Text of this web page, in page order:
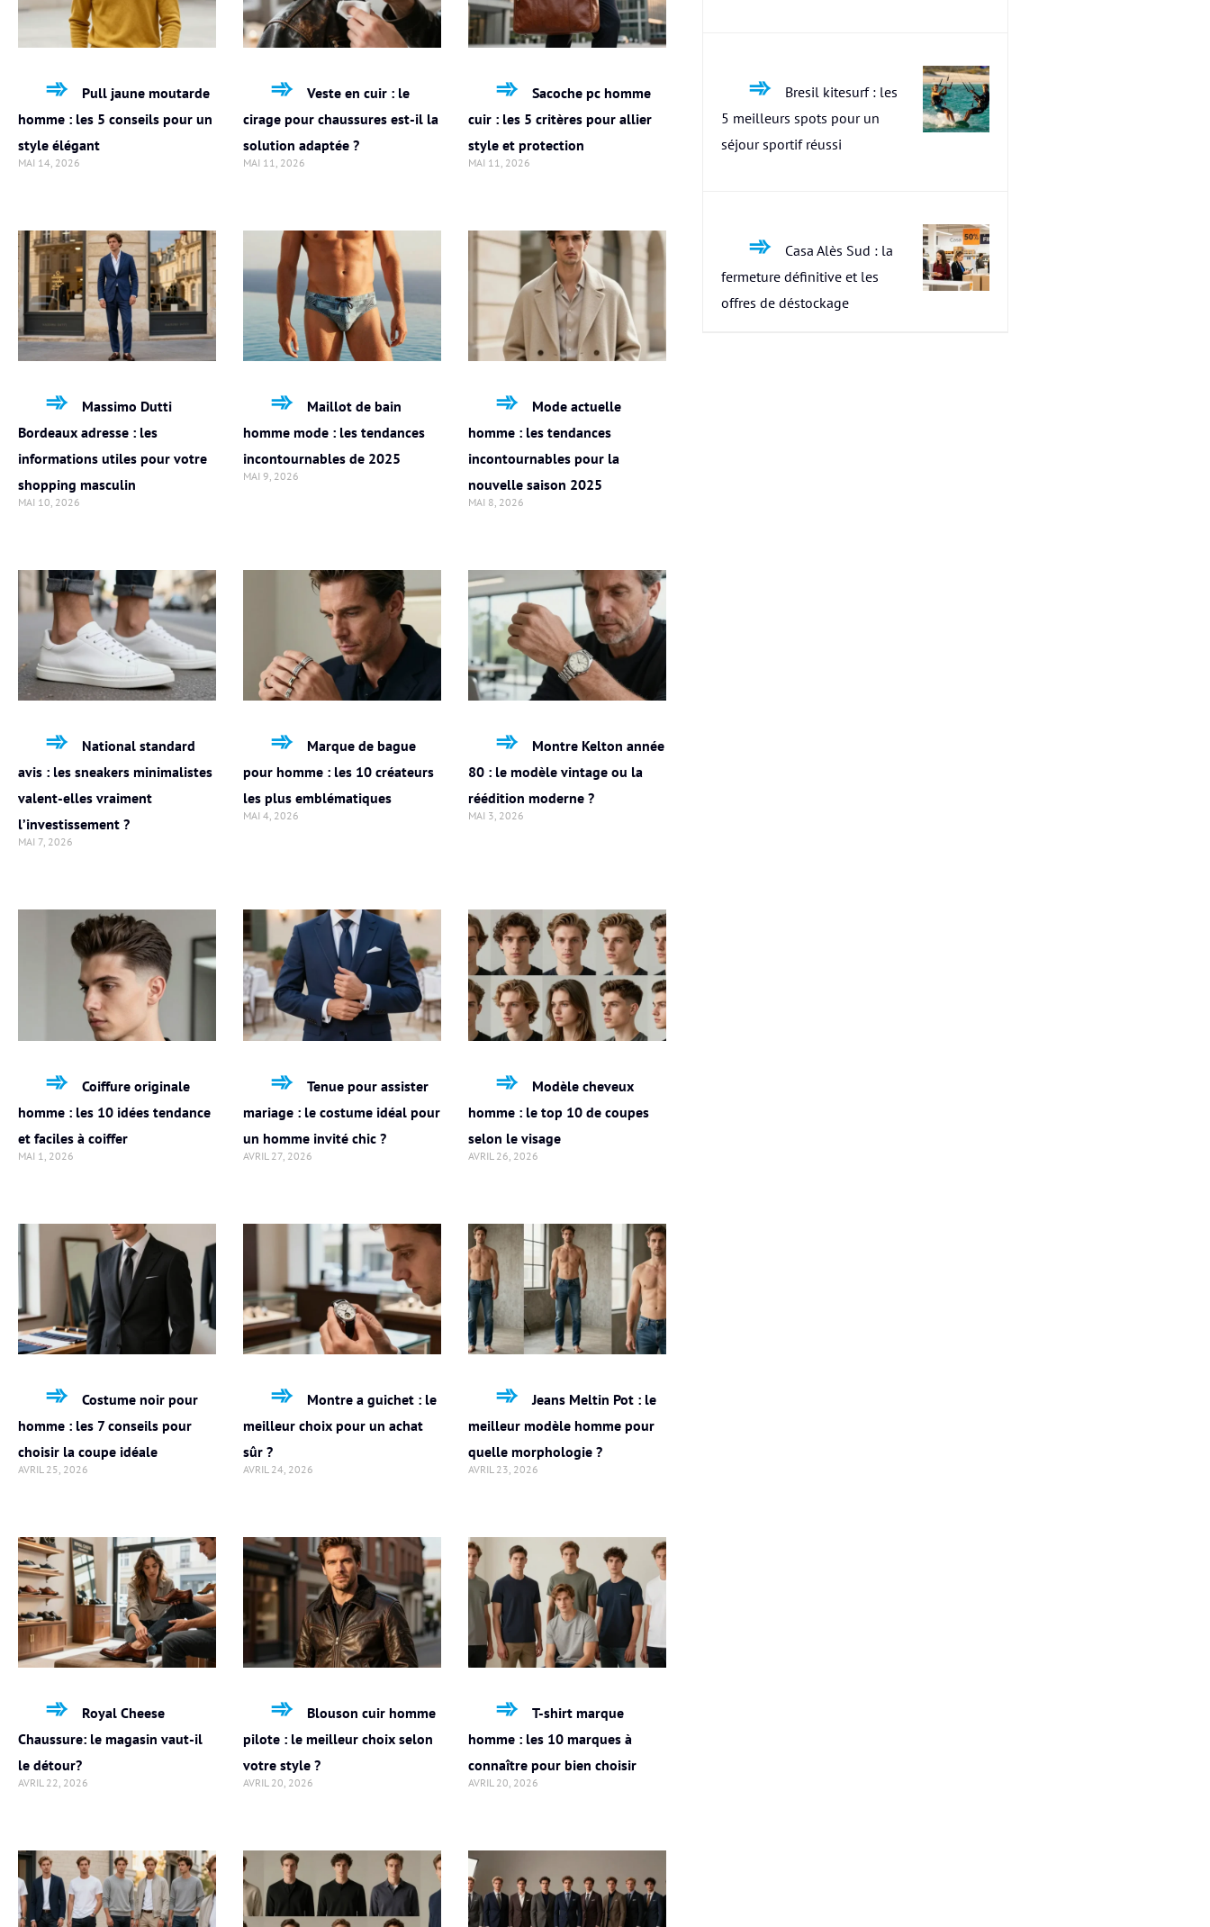
Pull jaune moutarde
homme : les 5 conseils pour un
style élégant
MAI 14, 2026
Veste en cuir : le
cirage pour chaussures est-il la
solution adaptée ?
MAI 11, 2026
Sacoche pc homme
cuir : les 5 critères pour allier
style et protection
MAI 11, 2026
Massimo Dutti
Bordeaux adresse : les
informations utiles pour votre
shopping masculin
MAI 10, 2026
Maillot de bain
homme mode : les tendances
incontournables de 2025
MAI 9, 2026
Mode actuelle
homme : les tendances
incontournables pour la
nouvelle saison 2025
MAI 8, 2026
National standard
avis : les sneakers minimalistes
valent-elles vraiment
l’investissement ?
MAI 7, 2026
Marque de bague
pour homme : les 10 créateurs
les plus emblématiques
MAI 4, 2026
Montre Kelton année
80 : le modèle vintage ou la
réédition moderne ?
MAI 3, 2026
Coiffure originale
homme : les 10 idées tendance
et faciles à coiffer
MAI 1, 2026
Tenue pour assister
mariage : le costume idéal pour
un homme invité chic ?
AVRIL 27, 2026
Modèle cheveux
homme : le top 10 de coupes
selon le visage
AVRIL 26, 2026
Costume noir pour
homme : les 7 conseils pour
choisir la coupe idéale
AVRIL 25, 2026
Montre a guichet : le
meilleur choix pour un achat
sûr ?
AVRIL 24, 2026
Jeans Meltin Pot : le
meilleur modèle homme pour
quelle morphologie ?
AVRIL 23, 2026
Royal Cheese
Chaussure: le magasin vaut-il
le détour?
AVRIL 22, 2026
Blouson cuir homme
pilote : le meilleur choix selon
votre style ?
AVRIL 20, 2026
T-shirt marque
homme : les 10 marques à
connaître pour bien choisir
AVRIL 20, 2026
Bresil kitesurf : les
5 meilleurs spots pour un
séjour sportif réussi
Casa Alès Sud : la
fermeture définitive et les
offres de déstockage